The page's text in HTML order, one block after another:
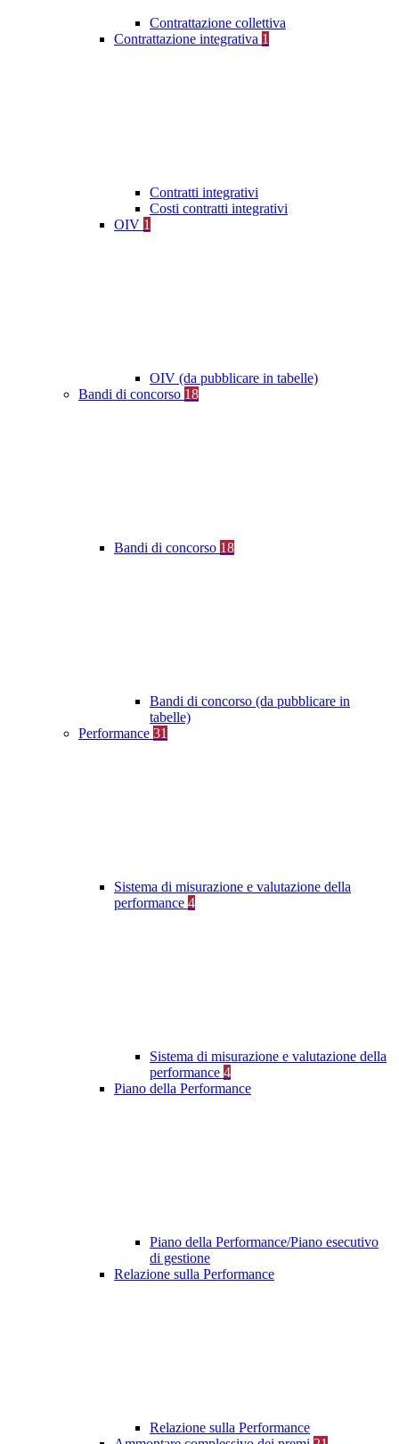
Contrattazione collettiva
Contrattazione integrativa 1
Contratti integrativi
Costi contratti integrativi
OIV 1
OIV (da pubblicare in tabelle)
Bandi di concorso 18
Bandi di concorso 18
Bandi di concorso (da pubblicare in
tabelle)
Performance 31
Sistema di misurazione e valutazione della
performance 4
Sistema di misurazione e valutazione della
performance 4
Piano della Performance
Piano della Performance/Piano esecutivo
di gestione
Relazione sulla Performance
Relazione sulla Performance